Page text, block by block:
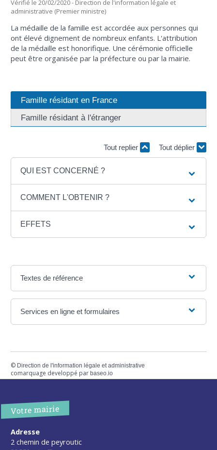
Vérifié le 20/02/2020 - Direction de l'information légale et
administrative (Premier ministre)
La médaille de la famille est accordée aux personnes qui
ont élevé dignement de nombreux enfants. L'attribution
de la médaille est honorifique. Une cérémonie officielle
peut être organisée par la préfecture ou par la mairie.
Famille résidant en France
Famille résidant à l'étranger
Tout replier Tout déplier
QUI EST CONCERNÉ ?
COMMENT L'OBTENIR ?
EFFETS
Textes de référence
Services en ligne et formulaires
© Direction de l'information légale et administrative
comarquage developpé parbaseo.io
Votre mairie
Adresse
2 chemin de peyroutic